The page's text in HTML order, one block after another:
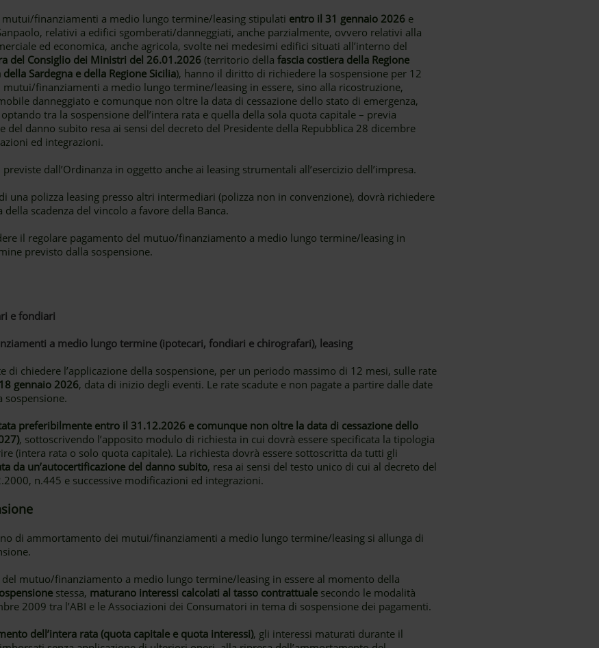
finanziamenti a medio lungo termine/leasing stipulati entro il 31 gennaio 2026e
relativi a edifici sgomberati/danneggiati, anche parzialmente, ovvero relativi alla
ed economica, anche agricola, svolte nei medesimi edifici situati all’interno del
del Consiglio dei Ministri del 26.01.2026(territorio della fascia costiera della Regione
Sardegna e della Regione Sicilia), hanno il diritto di richiedere la sospensione per 12
finanziamenti a medio lungo termine/leasing in essere, sino alla ricostruzione,
danneggiato e comunque non oltre la data di cessazione dello stato di emergenza,
tra la sospensione dell’intera rata e quella della sola quota capitale – previa
del danno subito resa ai sensi del decreto del Presidente della Repubblica 28 dicembre
ed integrazioni.
dall’Ordinanza in oggetto anche ai leasing strumentali all’esercizio dell’impresa.
una polizza leasing presso altri intermediari (polizza non in convenzione), dovrà richiedere
scadenza del vincolo a favore della Banca.
il regolare pagamento del mutuo/finanziamento a medio lungo termine/leasing in
previsto dalla sospensione.
e fondiari
a medio lungo termine (ipotecari, fondiari e chirografari), leasing
di chiedere l’applicazione della sospensione, per un periodo massimo di 12 mesi, sulle rate
gennaio 2026, data di inizio degli eventi. Le rate scadute e non pagate a partire dalle date
sospensione.
preferibilmente entro il 31.12.2026 e comunque non oltre la data di cessazione dello
, sottoscrivendo l’apposito modulo di richiesta in cui dovrà essere specificata la tipologia
(intera rata o solo quota capitale). La richiesta dovrà essere sottoscritta da tutti gli
da un’autocertificazione del danno subito, resa ai sensi del testo unico di cui al decreto del
n.445 e successive modificazioni ed integrazioni.
di ammortamento dei mutui/finanziamenti a medio lungo termine/leasing si allunga di
mutuo/finanziamento a medio lungo termine/leasing in essere al momento della
stessa, maturano interessi calcolati al tasso contrattualesecondo le modalità
2009 tra l’ABI e le Associazioni dei Consumatori in tema di sospensione dei pagamenti.
dell’intera rata (quota capitale e quota interessi), gli interessi maturati durante il